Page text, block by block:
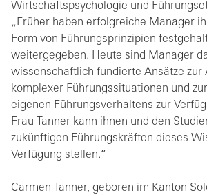
Wirtschaftspsychologie und
„Früher haben erfolgreiche Manager
Form von Führungsprinzipien
weitergegeben. Heute sind Manager
wissenschaftlich fundierte Ansätze zur
komplexer Führungssituationen und
eigenen Führungsverhaltens zur
Frau Tanner kann ihnen und den
zukünftigen Führungskräften dieses
Verfügung stellen.“
Carmen Tanner, geboren im Kanton